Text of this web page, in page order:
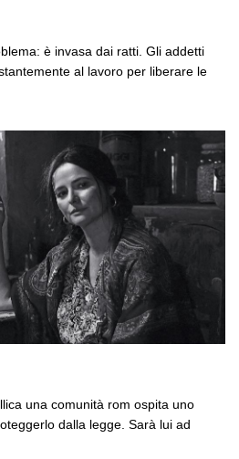
è invasa dai ratti. Gli addetti
al lavoro per liberare le
una comunità rom ospita uno
dalla legge. Sarà lui ad